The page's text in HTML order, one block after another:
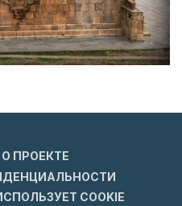
О ПРОЕКТЕ
COOKIE